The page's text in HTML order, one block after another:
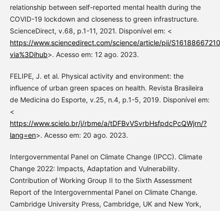
relationship between self-reported mental health during the
COVID-19 lockdown and closeness to green infrastructure.
ScienceDirect, v.68, p.1-11, 2021. Disponível em: <
https://www.sciencedirect.com/science/article/pii/
via%3Dihub>. Acesso em: 12 ago. 2023.
FELIPE, J. et al. Physical activity and environment: the
influence of urban green spaces on health. Revista Brasileira
de Medicina do Esporte, v.25, n.4, p.1-5, 2019. Disponível em:
<
https://www.scielo.br/j/rbme/a/tDFBvVSvrbHsfpdcPcQWjrn/?
lang=en>. Acesso em: 20 ago. 2023.
Intergovernmental Panel on Climate Change (IPCC). Climate
Change 2022: Impacts, Adaptation and Vulnerability.
Contribution of Working Group II to the Sixth Assessment
Report of the Intergovernmental Panel on Climate Change.
Cambridge University Press, Cambridge, UK and New York,